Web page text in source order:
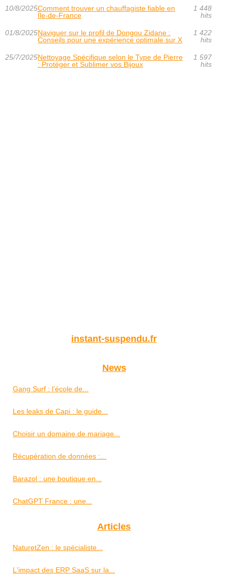
10/8/2025Comment trouver un chauffagiste fiable en
Île-de-France
1 448
hits
01/8/2025Naviguer sur le profil de Dongou Zidane :
Conseils pour une expérience optimale sur X
1 422
hits
25/7/2025Nettoyage Spécifique selon le Type de Pierre
: Protéger et Sublimer vos Bijoux
1 597
hits
instant-suspendu.fr
News
Gang Surf : l’école de...
Les leaks de Capi : le guide...
Choisir un domaine de mariage...
Récupération de données :...
Barazol : une boutique en...
ChatGPT France : une...
Articles
NaturetZen : le spécialiste...
L'impact des ERP SaaS sur la...